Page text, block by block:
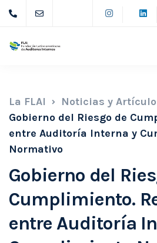
La FLAI Noticias y
Gobierno del Riesgo de
entre Auditoría Interna y
Normativo
Gobierno del
Cumplimiento.
entre Auditoría